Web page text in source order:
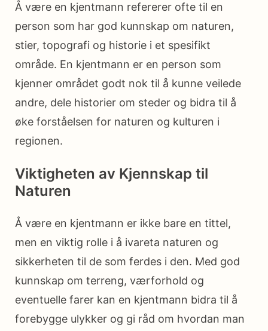
Å være en kjentmann refererer ofte til en
person som har god kunnskap om naturen,
stier, topografi og historie i et spesifikt
område. En kjentmann er en person som
kjenner området godt nok til å kunne veilede
andre, dele historier om steder og bidra til å
øke forståelsen for naturen og kulturen i
regionen.
Viktigheten av Kjennskap til
Naturen
Å være en kjentmann er ikke bare en tittel,
men en viktig rolle i å ivareta naturen og
sikkerheten til de som ferdes i den. Med god
kunnskap om terreng, værforhold og
eventuelle farer kan en kjentmann bidra til å
forebygge ulykker og gi råd om hvordan man